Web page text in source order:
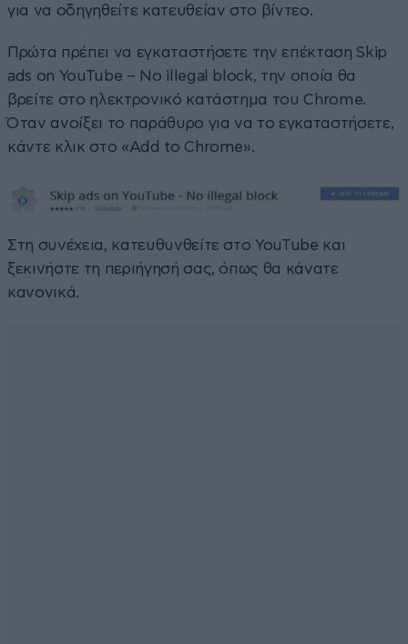
για να οδηγηθείτε κατευθείαν στο βίντεο.
Πρώτα πρέπει να εγκαταστήσετε την επέκταση Skip
ads on YouTube – No illegal block, την οποία θα
βρείτε στο ηλεκτρονικό κατάστημα του Chrome.
Όταν ανοίξει το παράθυρο για να το εγκαταστήσετε,
κάντε κλικ στο «Add to Chrome».
Στη συνέχεια, κατευθυνθείτε στο YouTube και
ξεκινήστε τη περιήγησή σας, όπως θα κάνατε
κανονικά.